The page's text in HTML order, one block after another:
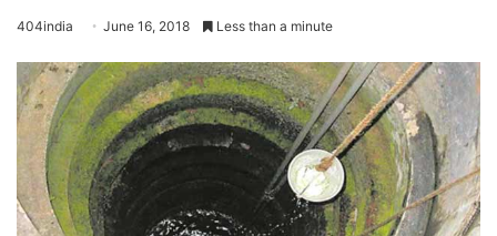
404india June 16, 2018 Less than a minute